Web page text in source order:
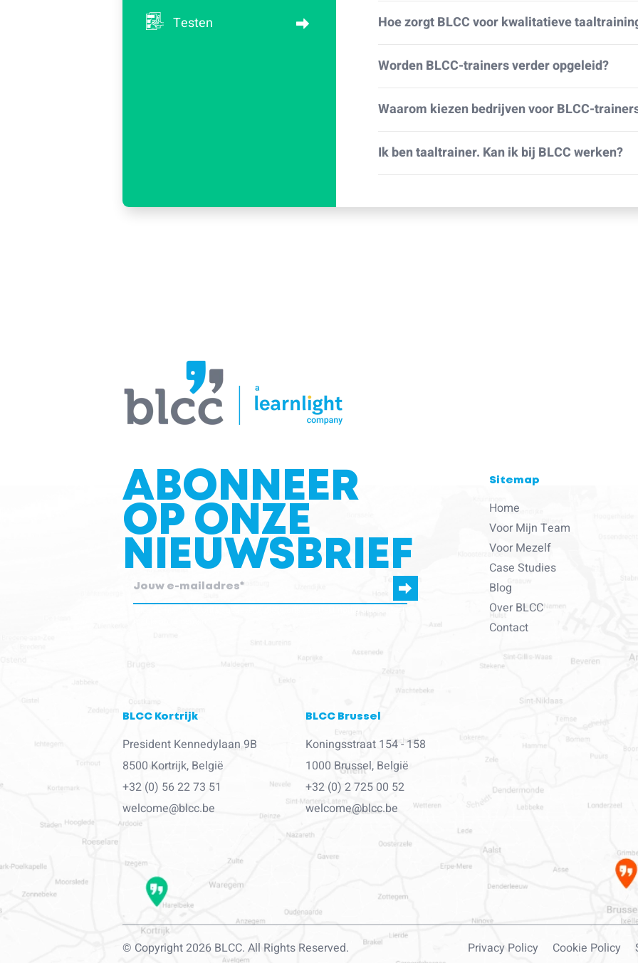
Testen Hoe zorgt BLCC voor kwalitatieve
Worden BLCC-trainers verder opgeleid?
Waarom kiezen bedrijven voor BLCC-
Ik ben taaltrainer. Kan ik bij BLCC werken?
ABONNEER
OP ONZE
NIEUWSBRIEF
Sitemap
Home
Voor Mijn Team
Voor Mezelf
Case Studies
Blog
Over BLCC
Contact
BLCC Kortrijk
President Kennedylaan 9B
8500 Kortrijk, België
+32 (0) 56 22 73 51
welcome@blcc.be
BLCC Brussel
Koningsstraat 154 - 158
1000 Brussel, België
+32 (0) 2 725 00 52
welcome@blcc.be
© Copyright 2026 BLCC. All Rights Reserved. Privacy Policy Cookie Policy